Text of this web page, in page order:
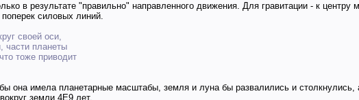
в результате "правильно" направленного движения. Для гравитации - к центру
силовых линий.
своей оси,
части планеты
тоже приводит
она имела планетарные масштабы, земля и луна бы развалились и столкнулись,
земли 4Е9 лет.